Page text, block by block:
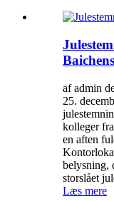
af admin
25.
kolleger
en aften
belysning,
storslået
Læs mere